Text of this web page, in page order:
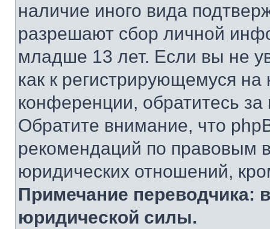
наличие иного вида
разрешают сбор личной
младше 13 лет. Если вы не
как к регистрирующемуся
конференции, обратитесь
Обратите внимание, что
рекомендаций по правовым
юридических отношений,
Примечание переводчика:
юридической силы.